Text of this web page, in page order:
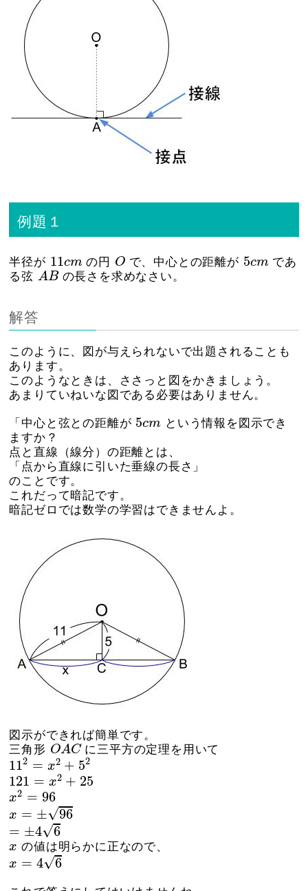
例題１
半径が 11cm
11 cmの円 O
Oで、中心との距離が 5cm
5cmであ
る弦 AB
A B の長さを求めなさい。
解答
このように、図が与えられないで出題されることも
あります。
このようなときは、ささっと図をかきましょう。
あまりていねいな図である必要はありません。
「中心と弦との距離が 5cm
5cm という情報を図示でき
ますか？
点と直線（線分）の距離とは、
「点から直線に引いた垂線の長さ」
のことです。
これだって暗記です。
暗記ゼロでは数学の学習はできませんよ。
図示ができれば簡単です。
三角形 OAC
OACに三平方の定理を用いて
112 = x2 + 52
112=x 2+52
121 = x2 + 25
121 2+ 25
x2 = 96
x2= 96
x = ±√96
x 96
= ±4√6
= 4 6
x
x の値は明らかに正なので、
x = 4√6
x =46